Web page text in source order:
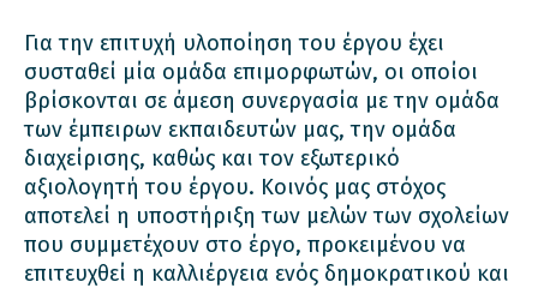
Για την επιτυχή υλοποίηση του έργου έχει
συσταθεί μία ομάδα επιμορφωτών, οι οποίοι
βρίσκονται σε άμεση συνεργασία με την ομάδα
των έμπειρων εκπαιδευτών μας, την ομάδα
διαχείρισης, καθώς και τον εξωτερικό
αξιολογητή του έργου. Κοινός μας στόχος
αποτελεί η υποστήριξη των μελών των σχολείων
που συμμετέχουν στο έργο, προκειμένου να
επιτευχθεί η καλλιέργεια ενός δημοκρατικού και